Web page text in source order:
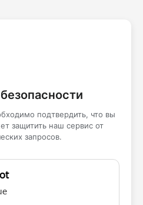
подтвердить, что вы
защитить наш сервис от
запросов.